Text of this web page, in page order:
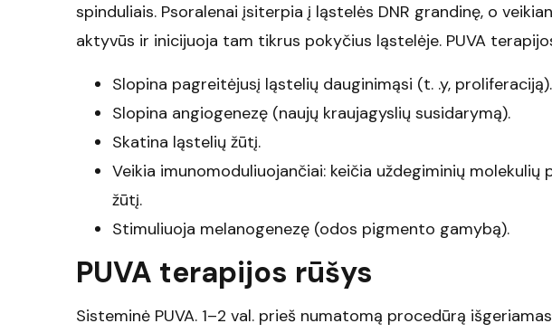
spinduliais. Psoralenai įsiterpia į ląstelės DNR grandinę, o
aktyvūs ir inicijuoja tam tikrus pokyčius ląstelėje. PUVA
Slopina pagreitėjusį ląstelių dauginimąsi (t. .y, proliferaciją).
Slopina angiogenezę (naujų kraujagyslių susidarymą).
Skatina ląstelių žūtį.
Veikia imunomoduliuojančiai: keičia uždegiminių
žūtį.
Stimuliuoja melanogenezę (odos pigmento gamybą).
PUVA terapijos rūšys
Sisteminė PUVA. 1–2 val. prieš numatomą procedūrą